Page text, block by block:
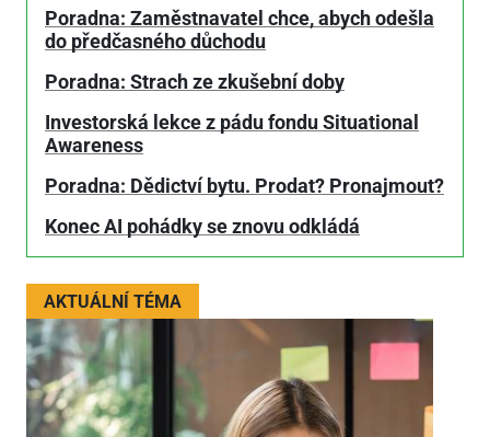
Poradna: Zaměstnavatel chce, abych odešla
do předčasného důchodu
Poradna: Strach ze zkušební doby
Investorská lekce z pádu fondu Situational
Awareness
Poradna: Dědictví bytu. Prodat? Pronajmout?
Konec AI pohádky se znovu odkládá
AKTUÁLNÍ TÉMA